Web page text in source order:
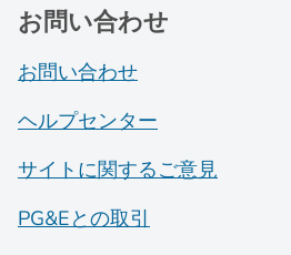
お問い合わせ
お問い合わせ
ヘルプセンター
サイトに関するご意見
PG&Eとの取引